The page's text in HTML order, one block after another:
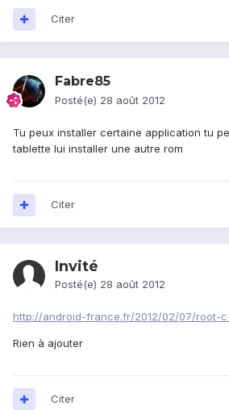
Citer
Fabre85
Posté(e) 28 août 2012
Tu peux installer certaine application tu
tablette lui installer une autre rom
Citer
Invité
Posté(e) 28 août 2012
http://android-france.fr/2012/02/07/root-
Rien à ajouter
Citer